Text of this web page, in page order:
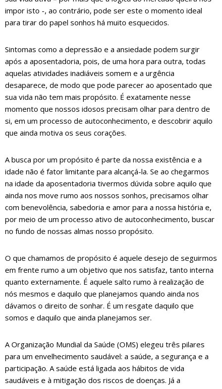
impor isto -, ao contrário, pode ser este o momento ideal
para tirar do papel sonhos há muito esquecidos.
Sintomas como a depressão e a ansiedade podem surgir
após a aposentadoria, pois, de uma hora para outra, todas
aquelas atividades inadiáveis somem e a urgência
desaparece, de modo que pode parecer ao aposentado que
sua vida não tem mais propósito. É exatamente nesse
momento que nossos idosos precisam olhar para dentro de
si, em um processo de autoconhecimento, e descobrir aquilo
que ainda motiva os seus corações.
A busca por um propósito é parte da nossa existência e a
idade não é fator limitante para alcançá-la. Se ao chegarmos
na idade da aposentadoria tivermos dúvida sobre aquilo que
ainda nos move rumo aos nossos sonhos, precisamos olhar
com benevolência, sabedoria e amor para a nossa história e,
por meio de um processo ativo de autoconhecimento, buscar
no fundo de nossas almas nosso propósito.
O que chamamos de propósito é aquele desejo de seguirmos
em frente rumo a um objetivo que nos satisfaz, tanto interna
quanto externamente. É aquele salto rumo à realização de
nós mesmos e daquilo que planejamos quando ainda nos
dávamos o direito de sonhar. É um resgate daquilo que
somos e daquilo que ainda planejamos ser.
A Organização Mundial da Saúde (OMS) elegeu três pilares
para um envelhecimento saudável: a saúde, a segurança e a
participação. A saúde está ligada aos hábitos de vida
saudáveis e à mitigação dos riscos de doenças. Já a